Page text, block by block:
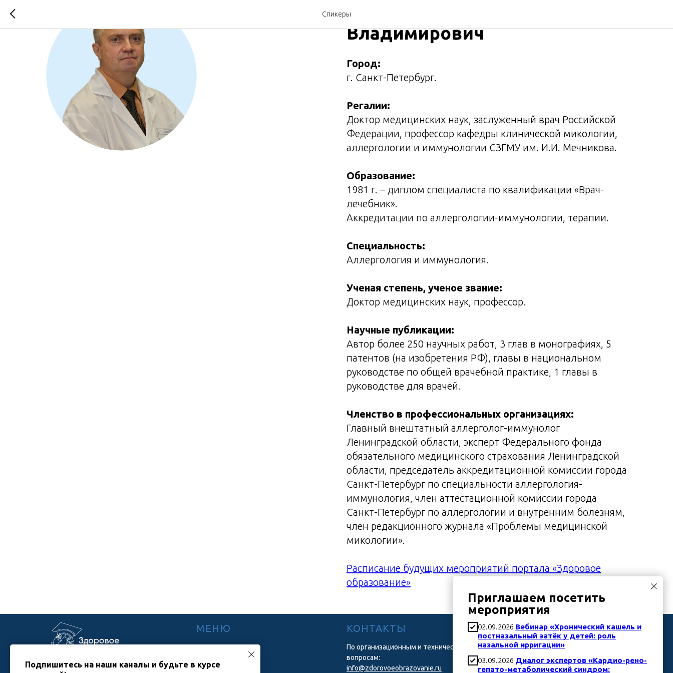
СпикерыСоболев Алексей
Владимирович
Город:
г. Санкт-Петербург.
Регалии:
Доктор медицинских наук, заслуженный врач Российской
Федерации, профессор кафедры клинической микологии,
аллергологии и иммунологии СЗГМУ им. И.И. Мечникова.
Образование:
1981 г. – диплом специалиста по квалификации «Врач-
лечебник».
Аккредитации по аллергологии-иммунологии, терапии.
Специальность:
Аллергология и иммунология.
Ученая степень, ученое звание:
Доктор медицинских наук, профессор.
Научные публикации:
Автор более 250 научных работ, 3 глав в монографиях, 5
патентов (на изобретения РФ), главы в национальном
руководстве по общей врачебной практике, 1 главы в
руководстве для врачей.
Членство в профессиональных организациях:
Главный внештатный аллерголог-иммунолог
Ленинградской области, эксперт Федерального фонда
обязательного медицинского страхования Ленинградской
области, председатель аккредитационной комиссии города
Санкт-Петербург по специальности аллергология-
иммунология, член аттестационной комиссии города
Санкт-Петербург по аллергологии и внутренним болезням,
член редакционного журнала «Проблемы медицинской
микологии».
Расписание будущих мероприятий портала «Здоровое
образование»
Приглашаем посетить
мероприятия
02.09.2026 Вебинар «Хронический кашель и
постназальный затёк у детей: роль
назальной ирригации»
03.09.2026 Диалог экспертов «Кардио-рено-
гепато-метаболический синдром:
Подпишитесь на наши каналы и будьте в курсе
МЕНЮ
Главная
Расписание
КОНТАКТЫ
По организационным и техническим
вопросам:
info@zdorovoeobrazovanie.ru
Телефон
8 (499) 322 28 30